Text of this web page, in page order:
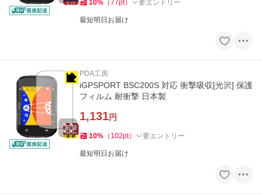
10% （77pt） 要エントリー
最短明日お届け
PDA工房
iGPSPORT BSC200S 対応 衝撃吸収[光沢] 保護
フィルム 耐衝撃 日本製
1,131円
10% （ 102pt） 要エントリー
最短明日お届け